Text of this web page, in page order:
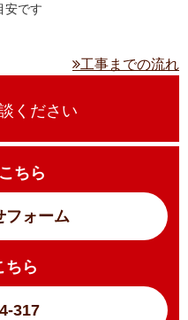
安です
工事までの流れ
ください
ちら
フォーム
ちら
317